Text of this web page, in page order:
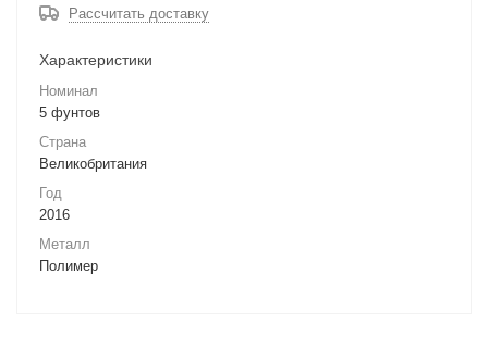
Рассчитать доставку
Характеристики
Номинал
5 фунтов
Страна
Великобритания
Год
2016
Металл
Полимер